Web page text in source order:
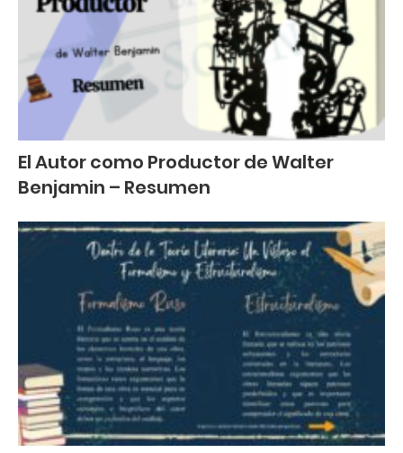
El Autor como Productor de Walter
Benjamin – Resumen